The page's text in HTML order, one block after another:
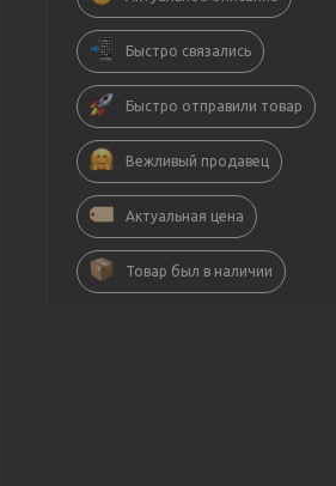
Быстро связались
Быстро отправили товар
Вежливый продавец
Актуальная цена
Товар был в наличии